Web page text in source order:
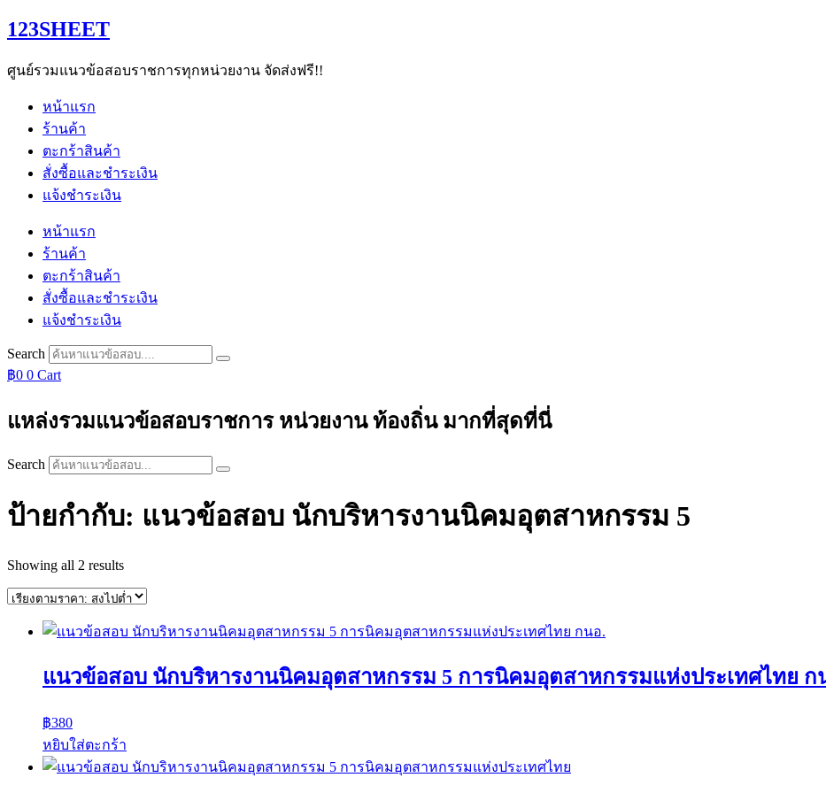
Skip
to
123SHEET
ศูนย์รวมแนวข้อสอบราชการทุกหน่วยงาน จัดส่งฟรี!!
หน้าแรก
ร้านค้า
ตะกร้าสินค้า
สั่งซื้อและชำระเงิน
แจ้งชำระเงิน
หน้าแรก
ร้านค้า
ตะกร้าสินค้า
สั่งซื้อและชำระเงิน
แจ้งชำระเงิน
Search
฿0 0 Cart
แหล่งรวมแนวข้อสอบราชการ หน่วยงาน ท้องถิ่น มากที่สุดที่นี่
Search
ป้ายกำกับ: แนวข้อสอบ นักบริหารงานนิคมอุตสาหกรรม 5
Showing all 2 resultsSorted
price:
to
แนวข้อสอบ นักบริหารงานนิคมอุตสาหกรรม 5 การนิคมอุตสาหกรรมแห่งประเทศไทย ก
฿380
หยิบใส่ตะกร้า